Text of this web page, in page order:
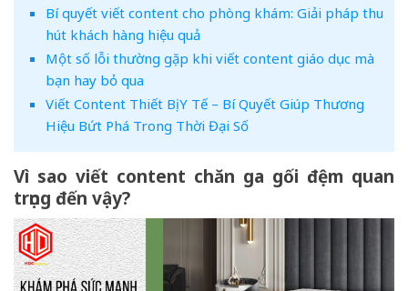
Bí quyết viết content cho phòng khám: Giải pháp thu
hút khách hàng hiệu quả
Một số lỗi thường gặp khi viết content giáo dục mà
bạn hay bỏ qua
Viết Content Thiết Bị Y Tế – Bí Quyết Giúp Thương
Hiệu Bứt Phá Trong Thời Đại Số
Vì sao viết content chăn ga gối đệm quan
trọng đến vậy?